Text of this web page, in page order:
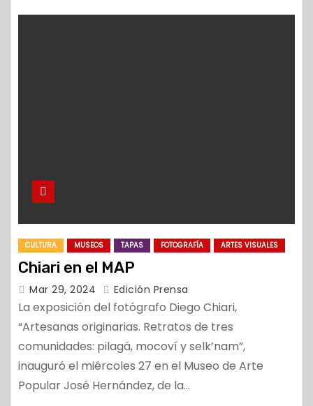
CULTURA MUSEOS TAPAS FOTOGRAFÍA ARTES VISUALES
Chiari en el MAP
Mar 29, 2024 Edición Prensa
La exposición del fotógrafo Diego Chiari,
“Artesanas originarias. Retratos de tres
comunidades: pilagá, mocoví y selk’nam”,
inauguró el miércoles 27 en el Museo de Arte
Popular José Hernández, de la…